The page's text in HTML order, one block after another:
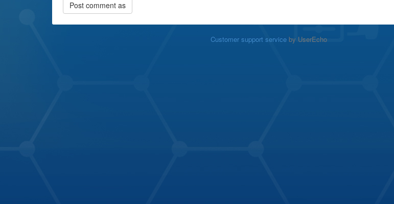
Customer support serviceby UserEcho